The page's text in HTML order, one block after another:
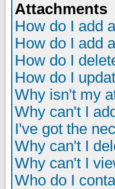
Attachments
How do I add
How do I add
How do I
How do I
Why isn't my
Why can't I
I've got the
Why can't I
Why can't I
Who do I